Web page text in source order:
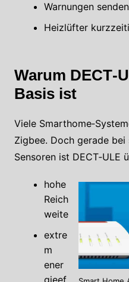
Warnungen senden
Heizlüfter
Warum
Basis ist
Viele
Zigbee. Doch gerade
Sensoren ist DECT‑ULE
hohe
Reich
weite
extre
m
ener